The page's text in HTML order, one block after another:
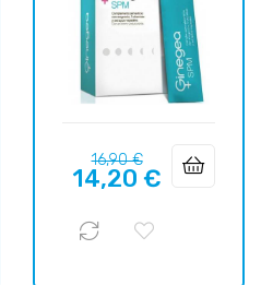
Precio
regular
16,90 €Precio
14,20 €